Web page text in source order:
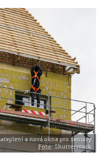
a nová okna pro seniory
Foto: Shutterstock